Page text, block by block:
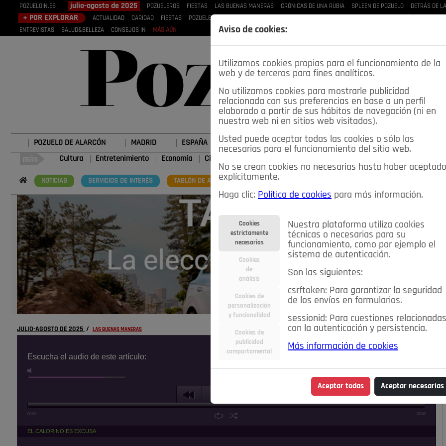
POZUELOIN.ES julio-agosto de 2025 POZUELEROS FIESTAS LAS BUENAS MANERAS CRÓNICAS DE UNA RUBIA SPLEEN DE POZUELO DETRÁS DE
+ POR EXPLORAR ACTUALIDAD CARIDAD FIESTAS POZUELEROS
ENTREVISTAS
SALUD&BELLEZA CONSEJOS IN MÁS AÚN
POZUELO DE ALARCÓN MADRID ESPAÑA DEPORTES OPINIÓN IN SALUD 🔴 EN DIRECTO
Cultura Entretenimiento Economía Ciencia&Tecnología
NOTICIAS SERVICIOS DE INTERÉS TABLÓN DE ANUNCIOS MIS ANUNCIOS
JULIO-AGOSTO DE 2025 / LAS BUENAS MANERAS
Escucha el audio de este artículo:
00:00 02:42
EL CALOR NO ES EXCUSA
Aviso de cookies:
Utilizamos cookies propias para el funcionamiento de la
web y de terceros para fines analíticos.
No utilizamos cookies para mostrarle publicidad
relacionada con sus preferencias en base a un perfil
elaborado a partir de sus hábitos de navegación (ni en
nuestra web ni en sitios web visitados).
Usted puede aceptar todas las cookies o sólo las
necesarias para el funcionamiento del sitio web.
No se crean cookies no necesarias hasta haber aceptado
explícitamente.
Haga clic: Política de cookies para más información.
Cookies
estrictamente
necesarias
Cookies
de
análisis
Cookies de
personalización
y funcionalidad
Cookies de
publicidad
comportamental
Nuestra plataforma utiliza cookies
técnicas o necesarias para su
funcionamiento, como por ejemplo el
sistema de autenticación.
Son las siguientes:
csrftoken: Para garantizar la seguridad
de los envíos en formularios.
sessionid: Para cuestiones relacionadas
con la autenticación y persistencia.
Más información de cookies
Aceptar todas Aceptar necesarias